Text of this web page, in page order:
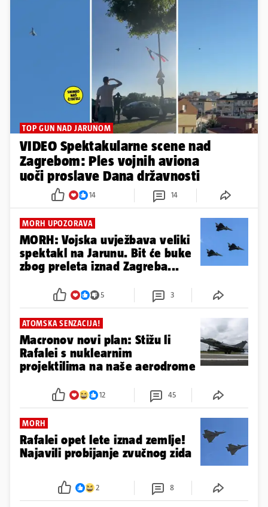
TOP GUN NAD JARUNOM
VIDEO Spektakularne scene nad
Zagrebom: Ples vojnih aviona
uoči proslave Dana državnosti
14 14
MORH UPOZORAVA
MORH: Vojska uvježbava veliki
spektakl na Jarunu. Bit će buke
zbog preleta iznad Zagreba...
5 3
ATOMSKA SENZACIJA!
Macronov novi plan: Stižu li
Rafalei s nuklearnim
projektilima na naše aerodrome
12 45
MORH
Rafalei opet lete iznad zemlje!
Najavili probijanje zvučnog zida
2 8